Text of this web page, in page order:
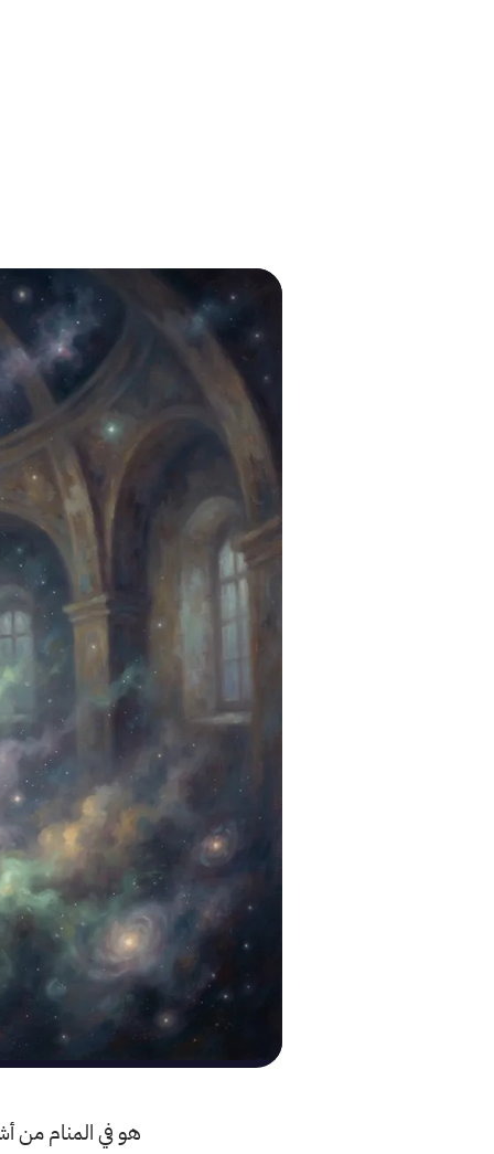
هو في المنام من